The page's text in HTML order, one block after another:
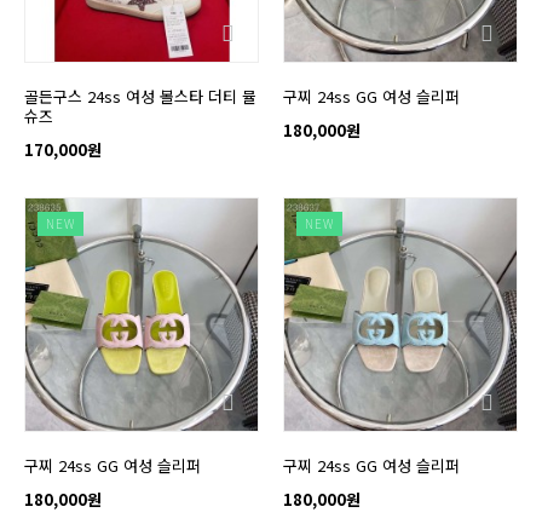
골든구스 24ss 여성 볼스타 더티 뮬
슈즈
170,000원
구찌 24ss GG 여성 슬리퍼
180,000원
NEW
구찌 24ss GG 여성 슬리퍼
180,000원
NEW
구찌 24ss GG 여성 슬리퍼
180,000원